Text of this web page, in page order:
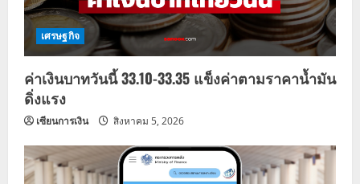
เศรษฐกิจ
ค่าเงินบาทวันนี้ 33.10-33.35 แข็งค่าตามราคาน้ำมัน
ดิ่งแรง
เซียนการเงิน สิงหาคม 5, 2026